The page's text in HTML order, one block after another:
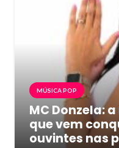
MÚSICA POP
MC Donzela:
que vem
ouvintes nas